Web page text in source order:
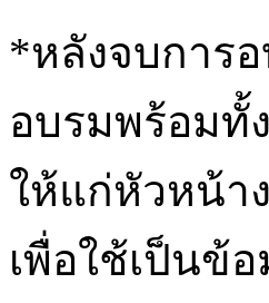
*หลังจบการอ
อบรมพร้อมทั้
ให้แก่หัวหน้า
เพื่อใช้เป็นข้